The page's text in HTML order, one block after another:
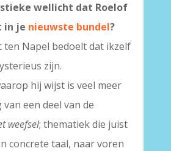
wellicht dat Roelof
in je nieuwste bundel?
ten Napel bedoelt dat ikzelf
zijn.
hij wijst is veel meer
een deel van de
weefsel; thematiek die juist
concrete taal, naar voren